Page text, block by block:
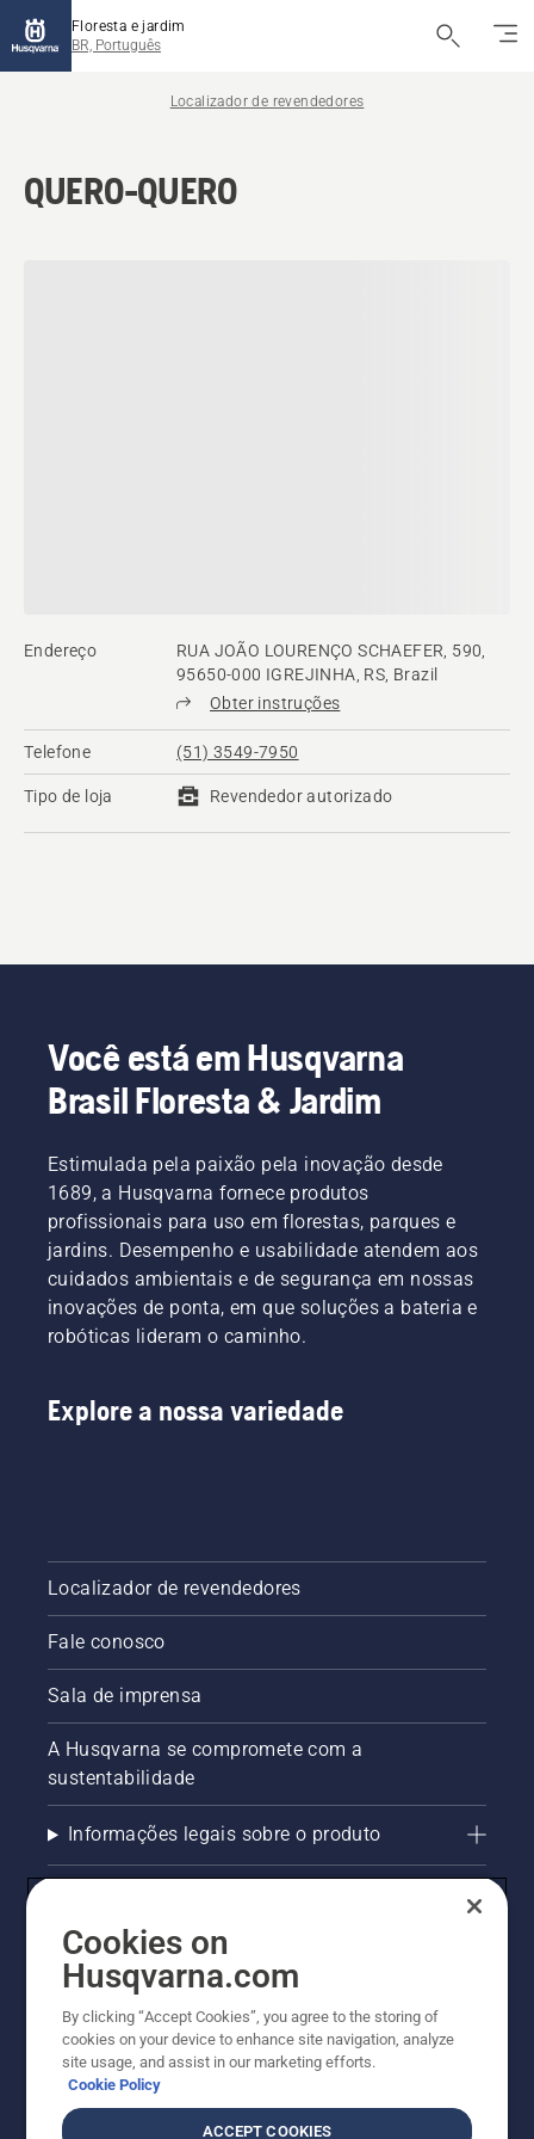
Floresta e jardim
BR, Português
Localizador de revendedores
QUERO-QUERO
Endereço
RUA JOÃO LOURENÇO SCHAEFER, 590,
95650-000 IGREJINHA, RS, Brazil
Obter instruções
Telefone (51) 3549-7950
Tipo de loja Revendedor autorizado
Você está em Husqvarna
Brasil Floresta & Jardim
Estimulada pela paixão pela inovação desde
1689, a Husqvarna fornece produtos
profissionais para uso em florestas, parques e
jardins. Desempenho e usabilidade atendem aos
cuidados ambientais e de segurança em nossas
inovações de ponta, em que soluções a bateria e
robóticas lideram o caminho.
Explore a nossa variedade
Localizador de revendedores
Fale conosco
Sala de imprensa
A Husqvarna se compromete com a
sustentabilidade
Informações legais sobre o produto
Outros sites Husqvarna
Trabalhe Conosco
Cookies on
Husqvarna.com
By clicking “Accept Cookies”, you agree to the storing of
cookies on your device to enhance site navigation, analyze
site usage, and assist in our marketing efforts.
Cookie Policy
ACCEPT COOKIES